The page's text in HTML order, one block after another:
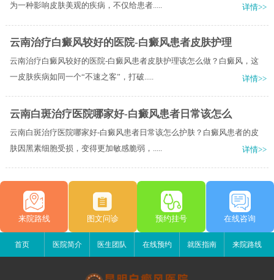
为一种影响皮肤美观的疾病，不仅给患者.....
详情>>
云南治疗白癜风较好的医院-白癜风患者皮肤护理
云南治疗白癜风较好的医院-白癜风患者皮肤护理该怎么做？白癜风，这
一皮肤疾病如同一个“不速之客”，打破.....
详情>>
云南白斑治疗医院哪家好-白癜风患者日常该怎么
云南白斑治疗医院哪家好-白癜风患者日常该怎么护肤？白癜风患者的皮
肤因黑素细胞受损，变得更加敏感脆弱，.....
详情>>
来院路线 图文问诊 预约挂号 在线咨询
首页 医院简介 医生团队 在线预约 就医指南 来院路线